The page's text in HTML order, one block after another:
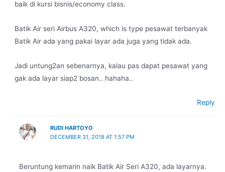
baik di kursi bisnis/economy class.
Batik Air seri Airbus A320, which is type pesawat terbanyak
Batik Air ada yang pakai layar ada juga yang tidak ada.
Jadi untung2an sebenarnya, kalau pas dapat pesawat yang
gak ada layar siap2 bosan.. hahaha..
Reply
RUDI HARTOYO
DECEMBER 31, 2018 AT 1:57 PM
Beruntung kemarin naik Batik Air Seri A320, ada layarnya.